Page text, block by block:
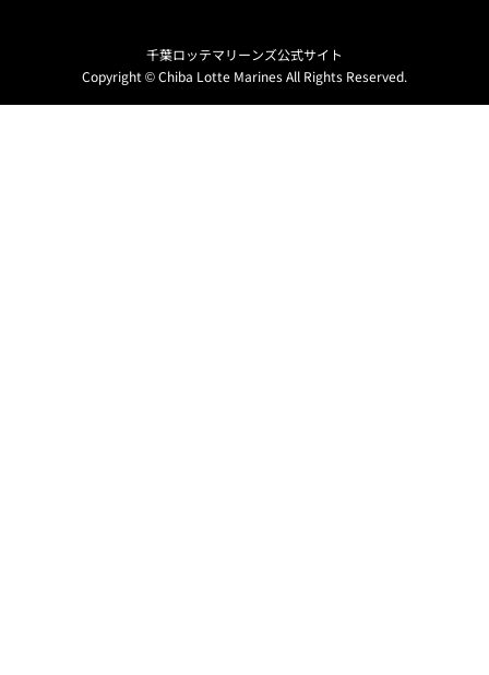
千葉ロッテマリーンズ公式サイト
Copyright © Chiba Lotte Marines All Rights Reserved.